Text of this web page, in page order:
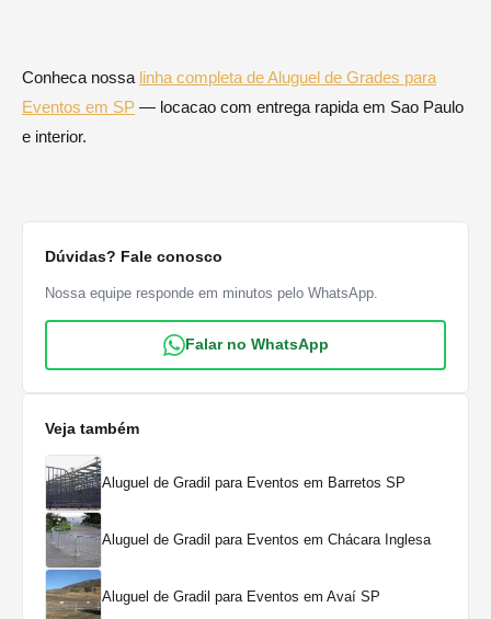
Conheca nossa linha completa de Aluguel de Grades para
Eventos em SP — locacao com entrega rapida em Sao Paulo
e interior.
Dúvidas? Fale conosco
Nossa equipe responde em minutos pelo WhatsApp.
Falar no WhatsApp
Veja também
Aluguel de Gradil para Eventos em Barretos SP
Aluguel de Gradil para Eventos em Chácara Inglesa
Aluguel de Gradil para Eventos em Avaí SP